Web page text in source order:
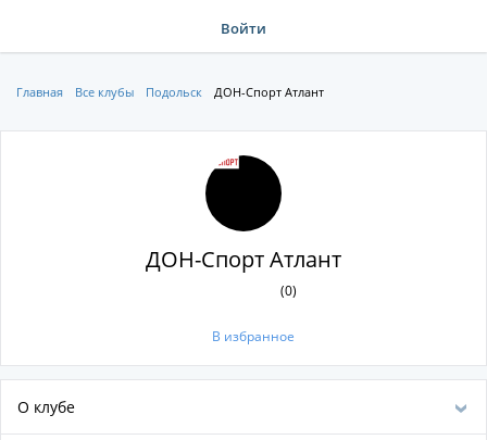
Войти
Главная Все клубы Подольск ДОН-Спорт Атлант
ДОН-Спорт Атлант
(0)
В избранное
О клубе